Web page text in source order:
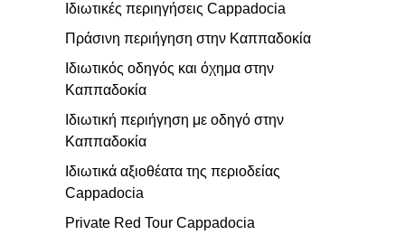
Ιδιωτικές περιηγήσεις Cappadocia
Πράσινη περιήγηση στην Καππαδοκία
Ιδιωτικός οδηγός και όχημα στην
Καππαδοκία
Ιδιωτική περιήγηση με οδηγό στην
Καππαδοκία
Ιδιωτικά αξιοθέατα της περιοδείας
Cappadocia
Private Red Tour Cappadocia